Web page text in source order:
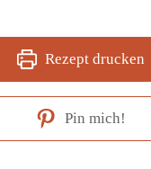
Rezept drucken
Pin mich!